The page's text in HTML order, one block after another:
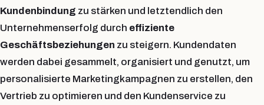
Kundenbindung zu stärken und letztendlich den
Unternehmenserfolg durch effiziente
Geschäftsbeziehungen zu steigern. Kundendaten
werden dabei gesammelt, organisiert und genutzt, um
personalisierte Marketingkampagnen zu erstellen, den
Vertrieb zu optimieren und den Kundenservice zu